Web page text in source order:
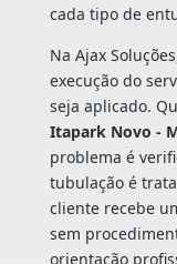
cada tipo de
Na Ajax
execução do
seja aplicado.
Itapark Novo -
problema é
tubulação é
cliente recebe
sem
orientação